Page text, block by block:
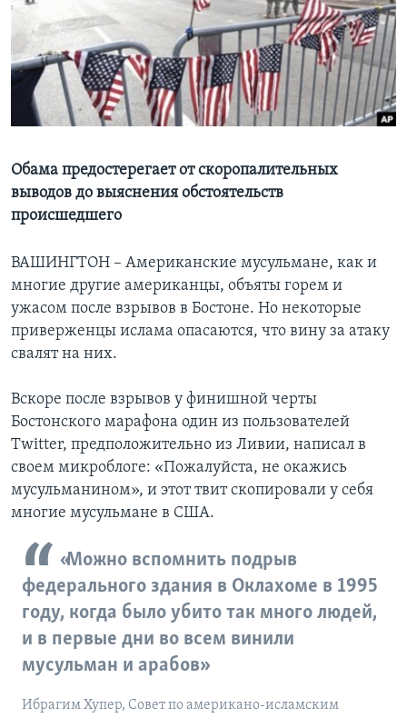
Learning English
СОЦИАЛЬНЫЕ СЕТИ
Языки
Обама предостерегает от скоропалительных
выводов до выяснения обстоятельств
происшедшего
ВАШИНГТОН – Американские мусульмане, как и
многие другие американцы, объяты горем и
ужасом после взрывов в Бостоне. Но некоторые
приверженцы ислама опасаются, что вину за атаку
свалят на них.
Вскоре после взрывов у финишной черты
Бостонского марафона один из пользователей
Twitter, предположительно из Ливии, написал в
своем микроблоге: «Пожалуйста, не окажись
мусульманином», и этот твит скопировали у себя
многие мусульмане в США.
«Можно вспомнить подрыв
федерального здания в Оклахоме в 1995
году, когда было убито так много людей,
и в первые дни во всем винили
мусульман и арабов»
Ибрагим Хупер, Совет по американо-исламским